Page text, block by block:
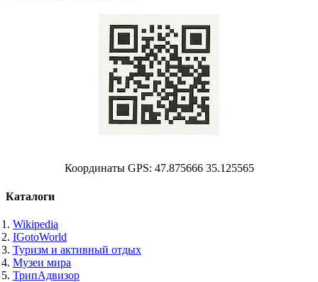
Координаты GPS: 47.875666 35.125565
Каталоги
Wikipedia
IGotoWorld
Туризм и активный отдых
Музеи мира
ТрипАдвизор